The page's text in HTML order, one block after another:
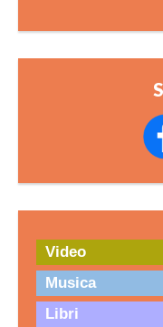
Video
Musica
Libri